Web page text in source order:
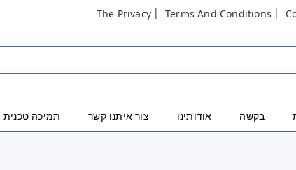
Terms And Conditions
The Privacy
בקשה אודותינו צור איתנו קשר תמיכה טכנית